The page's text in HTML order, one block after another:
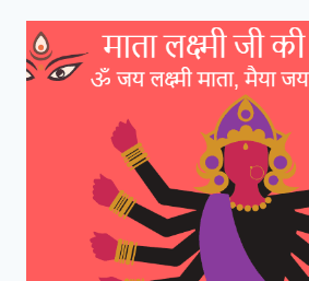
?
ईसा
मसीह
का
परिचय
और
इनकी
कहानी